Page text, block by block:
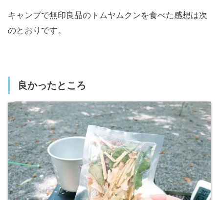
キャンプで無印良品のトムヤムクンを食べた感想は次
のとおりです。
良かったところ